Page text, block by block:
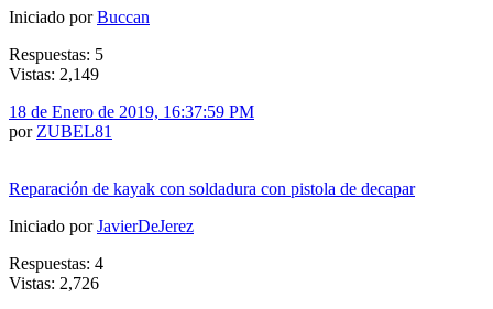
Iniciado porBuccan
Respuestas: 5
Vistas: 2,149
18 de Enero de 2019, 16:37:59 PM
por ZUBEL81
Reparación de kayak con soldadura con pistola de decapar
Iniciado porJavierDeJerez
Respuestas: 4
Vistas: 2,726